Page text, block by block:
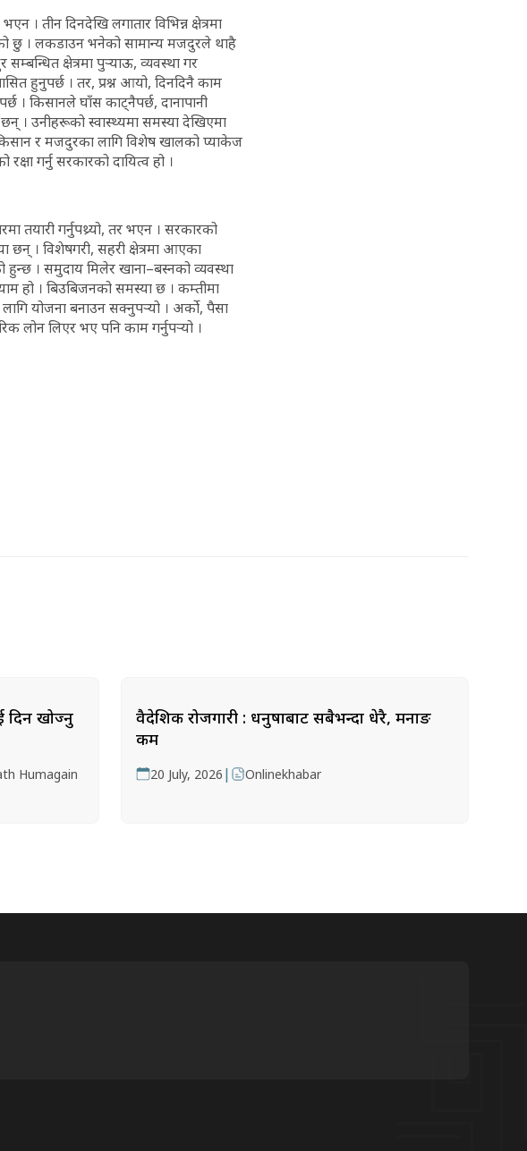
। तीन दिनदेखि लगातार विभिन्न क्षेत्रमा
छु । लकडाउन भनेको सामान्य मजदुरले थाहै
क्षेत्रमा पुर्‍याऊ, व्यवस्था गर
हुनुपर्छ । तर, प्रश्न आयो, दिनदिनै काम
। किसानले घाँस काट्नैपर्छ, दानापानी
। उनीहरूको स्वास्थ्यमा समस्या देखिएमा
र मजदुरका लागि विशेष खालको प्याकेज
गर्नु सरकारको दायित्व हो ।
तयारी गर्नुपथ्र्यो, तर भएन । सरकारको
। विशेषगरी, सहरी क्षेत्रमा आएका
। समुदाय मिलेर खाना–बस्नको व्यवस्था
हो । बिउबिजनको समस्या छ । कम्तीमा
योजना बनाउन सक्नुपर्‍यो । अर्को, पैसा
लिएर भए पनि काम गर्नुपर्‍यो ।
दिन खोज्नु
Humagain
वैदेशिक रोजगारी : धनुषाबाट सबैभन्दा धेरै, मनाङ
कम
20 July, 2026 | Onlinekhabar